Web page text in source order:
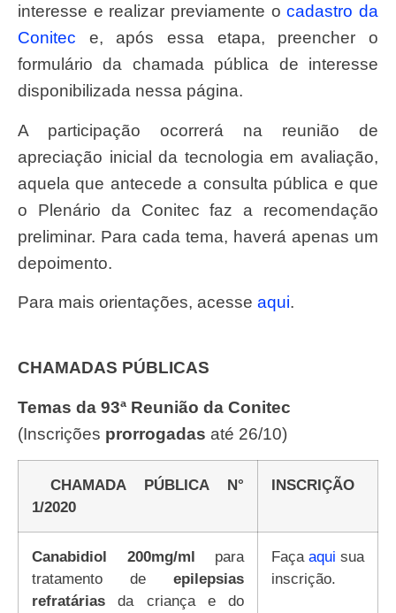
interesse e realizar previamente ocadastro da
Conitec e, após essa etapa, preencher o
formulário da chamada pública de interesse
disponibilizada nessa página.
A participação ocorrerá na reunião de
apreciação inicial da tecnologia em avaliação,
aquela que antecede a consulta pública e que
o Plenário da Conitec faz a recomendação
preliminar. Para cada tema, haverá apenas um
depoimento.
Para mais orientações, acesse aqui.
CHAMADAS PÚBLICAS
Temas da 93ª Reunião da Conitec
(Inscrições prorrogadas até 26/10)
CHAMADA PÚBLICA N°
1/2020
INSCRIÇÃO
Canabidiol 200mg/ml para
tratamento de epilepsias
refratáriasda criança e do
Faça aqui sua
inscrição.